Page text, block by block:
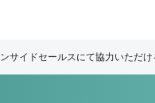
サイドセールスにて協力いただけ